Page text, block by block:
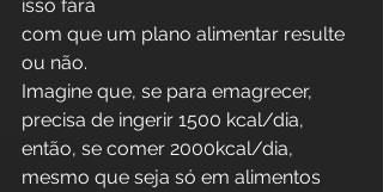
isso fará
com que um plano alimentar resulte
ou não.
Imagine que, se para emagrecer,
precisa de ingerir 1500 kcal/dia,
então, se comer 2000kcal/dia,
mesmo que seja só em alimentos